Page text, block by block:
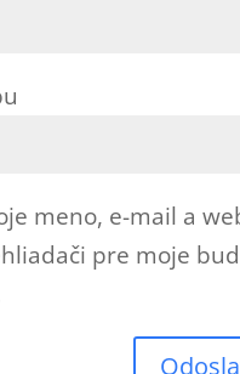
meno, e-mail a
pre moje